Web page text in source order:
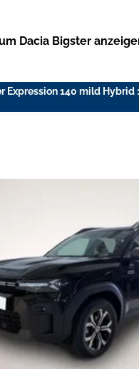
Dacia Bigster
Expression 140 mild Hybrid